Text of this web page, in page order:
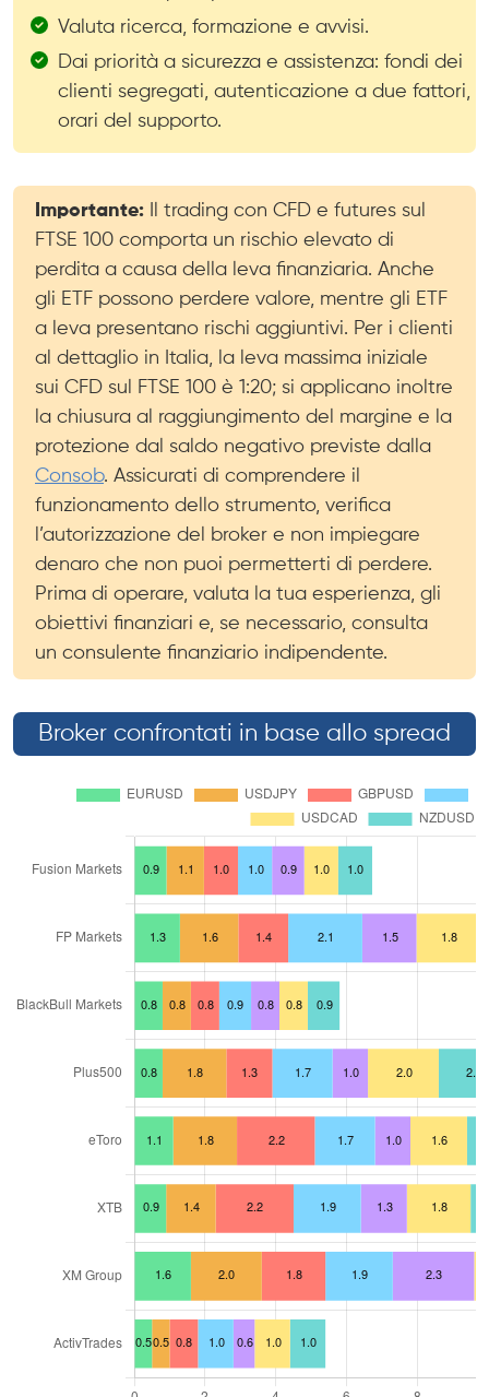
Valuta ricerca, formazione e avvisi.
Dai priorità a sicurezza e assistenza: fondi dei
clienti segregati, autenticazione a due fattori,
orari del supporto.
Importante: Il trading con CFD e futures sul
FTSE 100 comporta un rischio elevato di
perdita a causa della leva finanziaria. Anche
gli ETF possono perdere valore, mentre gli ETF
a leva presentano rischi aggiuntivi. Per i clienti
al dettaglio in Italia, la leva massima iniziale
sui CFD sul FTSE 100 è 1:20; si applicano inoltre
la chiusura al raggiungimento del margine e la
protezione dal saldo negativo previste dalla
Consob. Assicurati di comprendere il
funzionamento dello strumento, verifica
l’autorizzazione del broker e non impiegare
denaro che non puoi permetterti di perdere.
Prima di operare, valuta la tua esperienza, gli
obiettivi finanziari e, se necessario, consulta
un consulente finanziario indipendente.
Broker confrontati in base allo spread